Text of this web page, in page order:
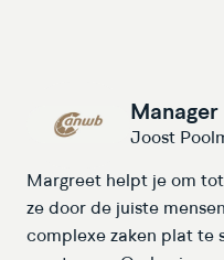
Joost
Margreet helpt je om
ze door de juiste
complexe zaken plat te